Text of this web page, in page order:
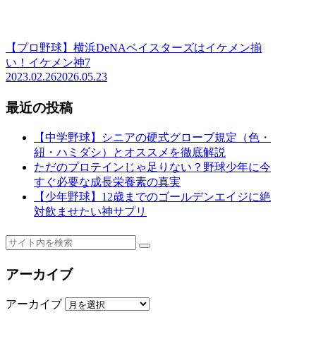
【プロ野球】横浜DeNAベイスターズはイケメン揃
い！イケメン神7
2023.02.262026.05.23
最近の投稿
【中学野球】シニアの硬式グローブ規定（色・
紐・ハミダシ）とオススメを徹底解説
ただのプロテインじゃ足りない？野球少年に今
すぐ必要な成長栄養素の真実
【少年野球】12歳までのゴールデンエイジに絶
対飲ませたい神サプリ
アーカイブ
アーカイブ